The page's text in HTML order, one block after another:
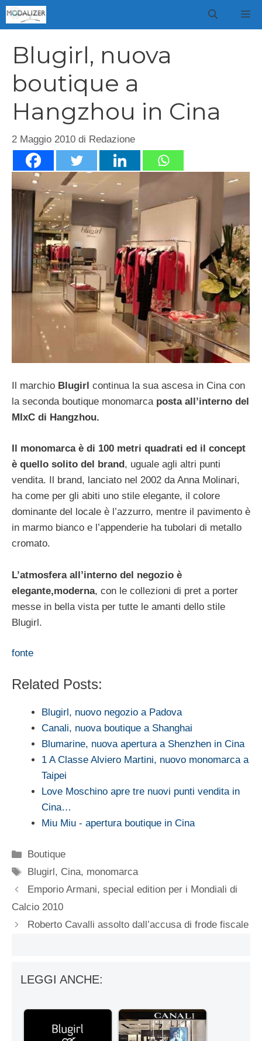
Vai
al
Blugirl, nuova
boutique a
Hangzhou in Cina
2 Maggio 2010 di Redazione
Il marchio Blugirl continua la sua ascesa in Cina con
la seconda boutique monomarca posta all’interno del
MIxC di Hangzhou.
Il monomarca è di 100 metri quadrati ed il concept
è quello solito del brand, uguale agli altri punti
vendita. Il brand, lanciato nel 2002 da Anna Molinari,
ha come per gli abiti uno stile elegante, il colore
dominante del locale è l’azzurro, mentre il pavimento è
in marmo bianco e l’appenderie ha tubolari di metallo
cromato.
L’atmosfera all’interno del negozio è
elegante,moderna, con le collezioni di pret a porter
messe in bella vista per tutte le amanti dello stile
Blugirl.
fonte
Related Posts:
Blugirl, nuovo negozio a Padova
Canali, nuova boutique a Shanghai
Blumarine, nuova apertura a Shenzhen in Cina
1 A Classe Alviero Martini, nuovo monomarca a
Taipei
Love Moschino apre tre nuovi punti vendita in
Cina…
Miu Miu - apertura boutique in Cina
Categorie
Boutique
Tag
Blugirl , Cina, monomarca
Emporio Armani, special edition per i Mondiali di
Calcio 2010
Roberto Cavalli assolto dall’accusa di frode fiscale
LEGGI ANCHE: